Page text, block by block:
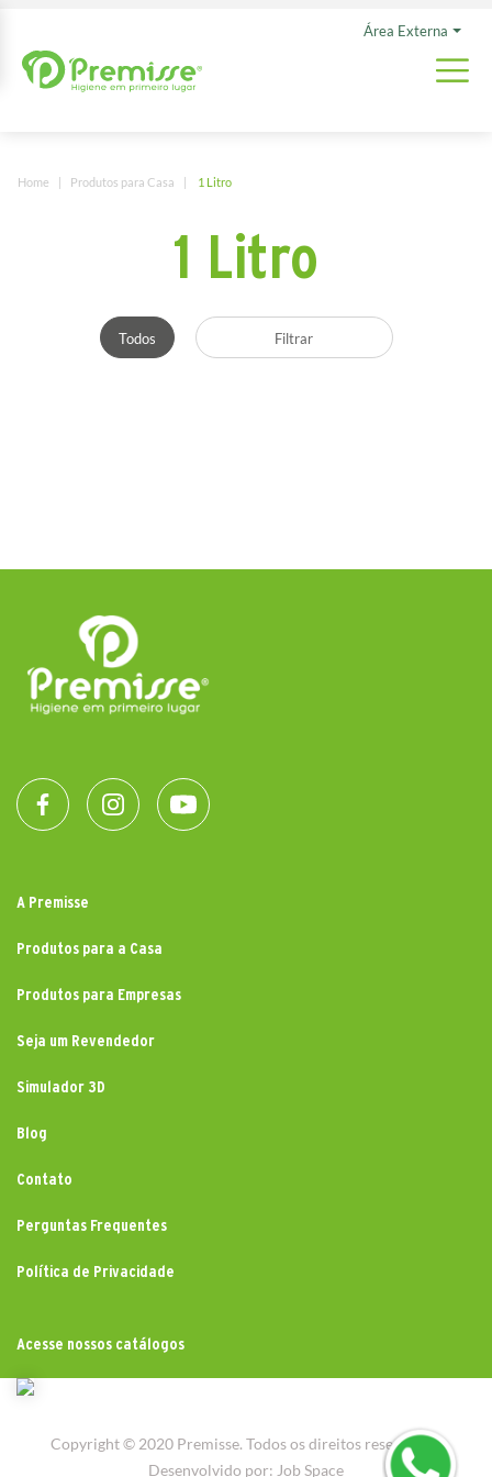
Área Externa
Home Produtos para Casa 1 Litro
1 Litro
Todos Filtrar
A Premisse
Produtos para a Casa
Produtos para Empresas
Seja um Revendedor
Simulador 3D
Blog
Contato
Perguntas Frequentes
Política de Privacidade
Acesse nossos catálogos
Copyright © 2020 Premisse. Todos os direitos reservados.
Desenvolvido por: Job Space